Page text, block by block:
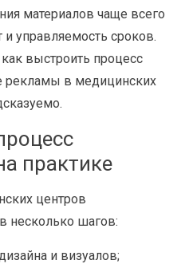
материалов чаще всего
управляемость сроков.
выстроить процесс
рекламы в медицинских
практике
центров
несколько шагов:
и визуалов;